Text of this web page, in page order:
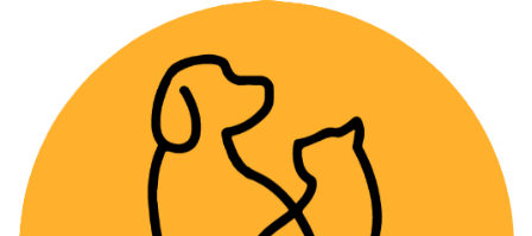
Despacho GRATIS por compras sobre
$89.990(Válido desde Coquimbo hasta Los
Lagos)
Alimentos y Snacks
Alimentos Medicados
Alimentos Medicados